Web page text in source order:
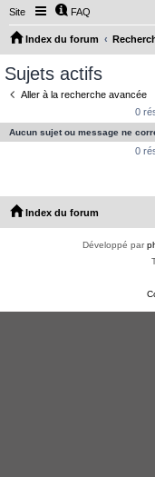
Site FAQ
Index du forum
Sujets actifs
Aller à la recherche avancée
0
Aucun sujet ou message ne
0
Index du forum
Développé par